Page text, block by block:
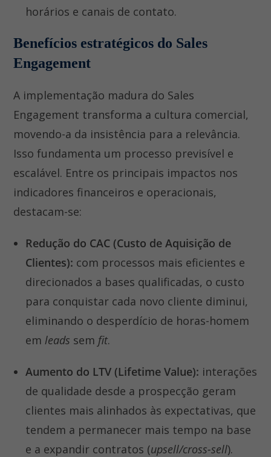
horários e canais de contato.
Benefícios estratégicos do Sales
Engagement
A implementação madura do Sales
Engagement transforma a cultura comercial,
movendo-a da insistência para a relevância.
Isso fundamenta um processo previsível e
escalável. Entre os principais impactos nos
indicadores financeiros e operacionais,
destacam-se:
Redução do CAC (Custo de Aquisição de
Clientes): com processos mais eficientes e
direcionados a bases qualificadas, o custo
para conquistar cada novo cliente diminui,
eliminando o desperdício de horas-homem
em leads sem fit.
Aumento do LTV (Lifetime Value): interações
de qualidade desde a prospecção geram
clientes mais alinhados às expectativas, que
tendem a permanecer mais tempo na base
e a expandir contratos (upsell/cross-sell).